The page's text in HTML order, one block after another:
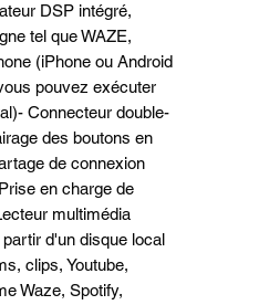
DSP intégré,
tel que WAZE,
(iPhone ou Android
pouvez exécuter
Connecteur double-
des boutons en
de connexion
en charge de
multimédia
d'un disque local
clips, Youtube,
Waze, Spotify,